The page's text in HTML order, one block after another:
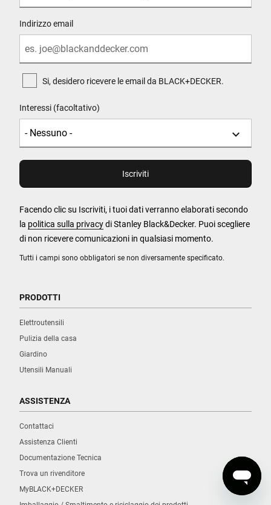
Tutti i campi sono obbligatori se non diversamente specificato.
Indirizzo email
Si, desidero ricevere le email da BLACK+DECKER.
Interessi (facoltativo)
Facendo clic su Iscriviti, i tuoi dati verranno elaborati secondo
la politica sulla privacydi Stanley Black&Decker. Puoi scegliere
di non ricevere comunicazioni in qualsiasi momento.
PRODOTTI
Elettroutensili
Pulizia della casa
Giardino
Utensili Manuali
ASSISTENZA
Contattaci
Assistenza Clienti
Documentazione Tecnica
Trova un rivenditore
MyBLACK+DECKER